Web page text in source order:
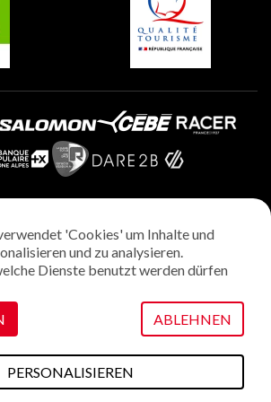
'Cookies' um Inhalte und
und zu analysieren.
Dienste benutzt werden dürfen
ABLEHNEN
PERSONALISIEREN